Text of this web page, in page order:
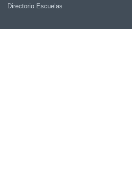
Directorio Escuelas